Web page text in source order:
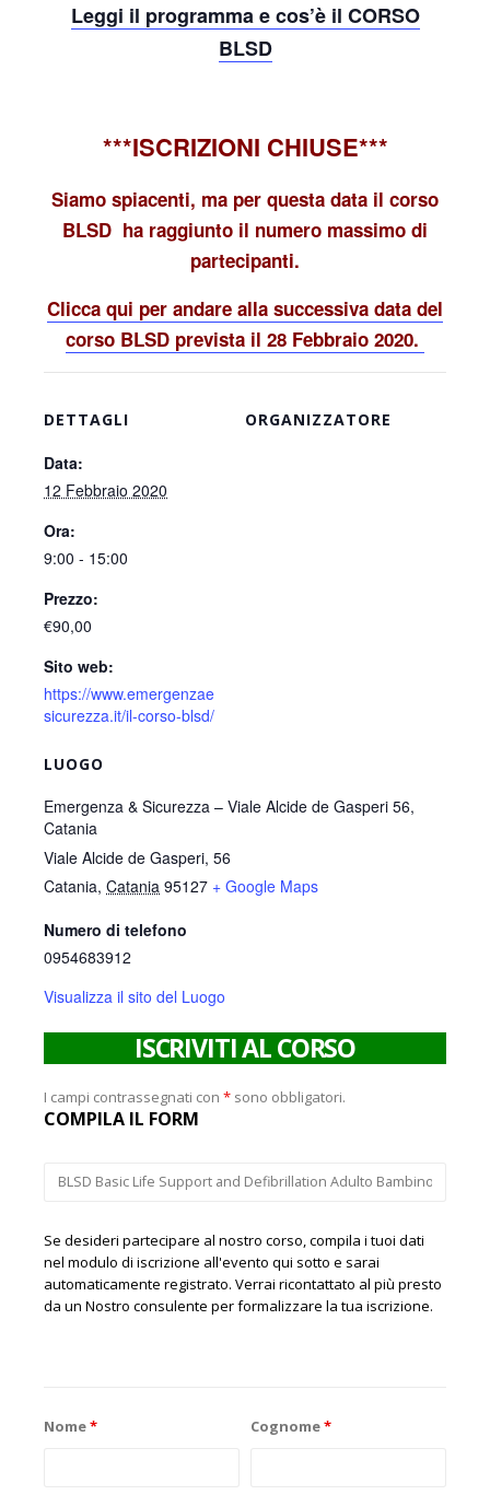
Leggi il programma e cos’è il CORSO
BLSD
***ISCRIZIONI CHIUSE***
Siamo spiacenti, ma per questa data il corso
BLSD ha raggiunto il numero massimo di
partecipanti.
Clicca qui per andare alla successiva data del
corso BLSD prevista il 28 Febbraio 2020.
DETTAGLI
Data:
12 Febbraio 2020
Ora:
9:00 - 15:00
Prezzo:
€90,00
Sito web:
https://www.emergenzae
sicurezza.it/il-corso-blsd/
LUOGO
Emergenza & Sicurezza – Viale Alcide de Gasperi 56,
Catania
Viale Alcide de Gasperi, 56
Catania, Catania 95127 + Google Maps
Numero di telefono
0954683912
Visualizza il sito del Luogo
ORGANIZZATORE
ISCRIVITI AL CORSO
I campi contrassegnati con * sono obbligatori.
COMPILA IL FORM
Se desideri partecipare al nostro corso, compila i tuoi dati
nel modulo di iscrizione all'evento qui sotto e sarai
automaticamente registrato. Verrai ricontattato al più presto
da un Nostro consulente per formalizzare la tua iscrizione.
Nome* Cognome*